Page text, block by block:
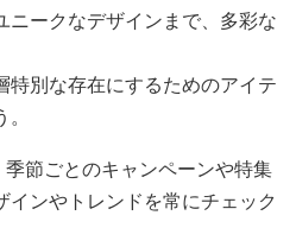
ニークなデザインまで、多彩な
特別な存在にするためのアイテ
節ごとのキャンペーンや特集
インやトレンドを常にチェック